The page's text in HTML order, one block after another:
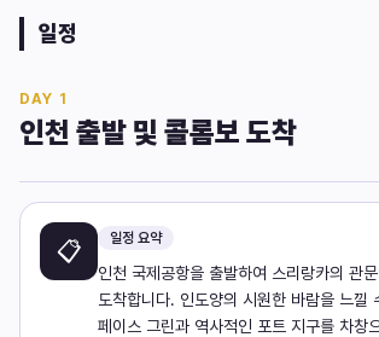
일정
DAY 1
인천 출발 및 콜롬보 도착
📋 일정 요약
인천 국제공항을 출발하여 스리랑카의 관
도착합니다. 인도양의 시원한 바람을 느낄
페이스 그린과 역사적인 포트 지구를 차창